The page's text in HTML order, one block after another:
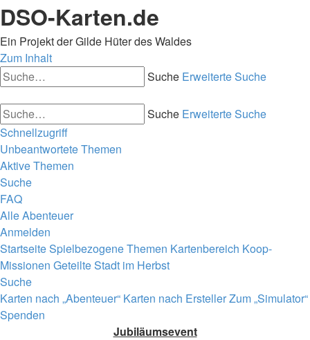
DSO-Karten.de
Ein Projekt der Gilde Hüter des Waldes
Zum Inhalt
Suche Erweiterte Suche
Suche Erweiterte Suche
Schnellzugriff
Unbeantwortete Themen
Aktive Themen
Suche
FAQ
Alle Abenteuer
Anmelden
StartseiteSpielbezogene Themen Kartenbereich Koop-
Missionen Geteilte Stadt im Herbst
Suche
Karten nach „Abenteuer“ Karten nach ErstellerZum „Simulator“
Spenden
Jubiläumsevent